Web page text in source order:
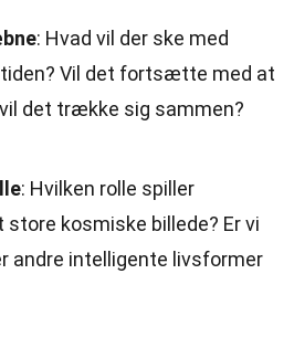
: Hvad vil der ske med
Vil det fortsætte med at
det trække sig sammen?
: Hvilken rolle spiller
kosmiske billede? Er vi
andre intelligente livsformer